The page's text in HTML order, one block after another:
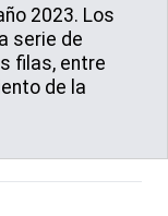
2023. Los
serie de
filas, entre
de la